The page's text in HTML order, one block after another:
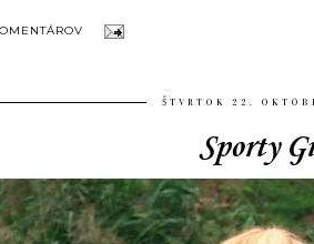
ŠTVRTOK 22.
Sporty